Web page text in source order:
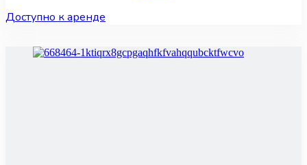
Доступно к аренде